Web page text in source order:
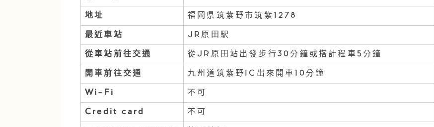
地址 福岡県筑紫野市筑紫1278
最近車站 JR原田駅
從車站前往交通 從JR原田站出發步行30分鐘或搭計程車5分鐘
開車前往交通 九州道筑紫野IC出來開車10分鐘
Wi-Fi 不可
Credit card 不可